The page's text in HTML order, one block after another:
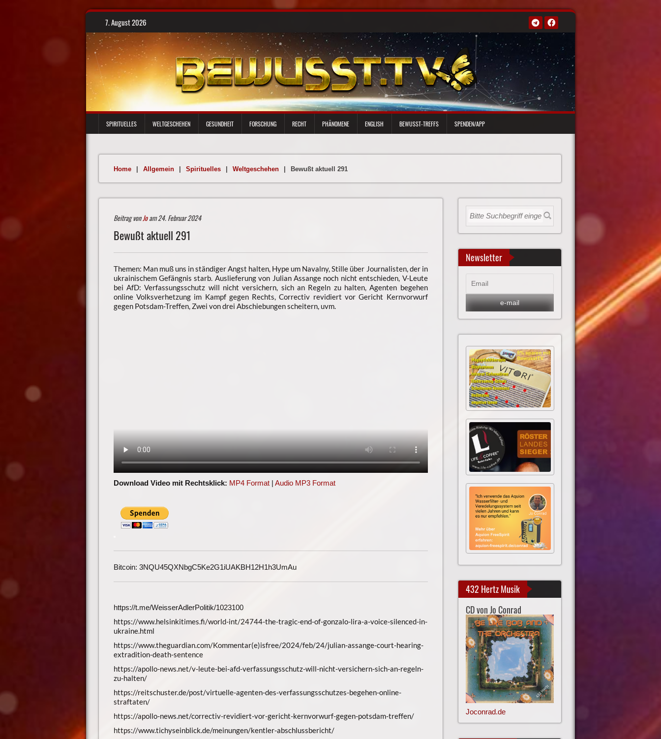
Skip
content
7. August 2026
SPIRITUELLES WELTGESCHEHEN GESUNDHEIT FORSCHUNG RECHT PHÄNOMENE ENGLISH BEWUSST-TREFFS SPENDEN/APP
Home Allgemein Spirituelles Weltgeschehen Bewußt aktuell 291
Beitrag vonJoam 24. Februar 2024
Bewußt aktuell 291
Themen: Man muß uns in ständiger Angst halten, Hype um Navalny, Stille über Journalisten, der in
ukrainischem Gefängnis starb. Auslieferung von Julian Assange noch nicht entschieden, V-Leute
bei AfD: Verfassungsschutz will nicht versichern, sich an Regeln zu halten, Agenten begehen
online Volksverhetzung im Kampf gegen Rechts, Correctiv revidiert vor Gericht Kernvorwurf
gegen Potsdam-Treffen, Zwei von drei Abschiebungen scheitern, uvm.
Download Video mit Rechtsklick: MP4 Format| Audio MP3 Format
Bitcoin: 3NQU45QXNbgC5Ke2G1iUAKBH12H1h3UmAu
https://t.me/WeisserAdlerPolitik/1023100
https://www.helsinkitimes.fi/world-int/24744-the-tragic-end-of-gonzalo-lira-a-voice-silenced-in-
ukraine.html
https://www.theguardian.com/Kommentar(e)isfree/2024/feb/24/julian-assange-court-hearing-
extradition-death-sentence
https://apollo-news.net/v-leute-bei-afd-verfassungsschutz-will-nicht-versichern-sich-an-regeln-
zu-halten/
https://reitschuster.de/post/virtuelle-agenten-des-verfassungsschutzes-begehen-online-
straftaten/
https://apollo-news.net/correctiv-revidiert-vor-gericht-kernvorwurf-gegen-potsdam-treffen/
https://www.tichyseinblick.de/meinungen/kentler-abschlussbericht/
Newsletter
432 Hertz Musik
CD von Jo Conrad
Joconrad.de